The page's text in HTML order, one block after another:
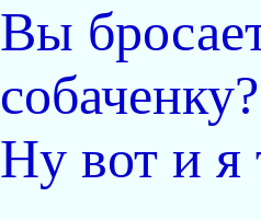
Вы
собаченку?
Ну вот и я